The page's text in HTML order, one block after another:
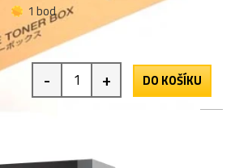
1 bod
- + DO KOŠÍKU